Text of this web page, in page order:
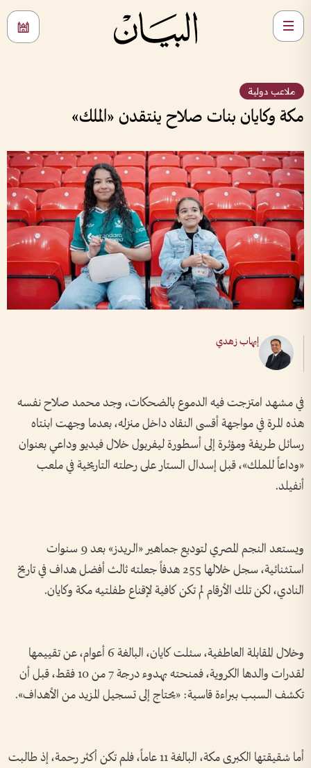
ملاعب دولية
مكة وكايان بنات صلاح ينتقدن «الملك»
إيهاب زهدي
في مشهد امتزجت فيه الدموع بالضحكات، وجد محمد صلاح نفسه
هذه المرة في مواجهة أقسى النقاد داخل منزله، بعدما وجهت ابنتاه
رسائل طريفة ومؤثرة إلى أسطورة ليفربول خلال فيديو وداعي بعنوان
«وداعاً للملك»، قبل إسدال الستار على رحلته التاريخية في ملعب
أنفيلد.
ويستعد النجم المصري لتوديع جماهير «الريدز» بعد 9 سنوات
استثنائية، سجل خلالها 255 هدفاً جعلته ثالث أفضل هداف في تاريخ
النادي، لكن تلك الأرقام لم تكن كافية لإقناع طفلتيه مكة وكايان.
وخلال المقابلة العاطفية، سئلت كايان، البالغة 6 أعوام، عن تقييمها
لقدرات والدها الكروية، فمنحته بهدوء درجة 7 من 10 فقط، قبل أن
تكشف السبب ببراءة قاسية: «يحتاج إلى تسجيل المزيد من الأهداف».
أما شقيقتها الكبرى مكة، البالغة 11 عاماً، فلم تكن أكثر رحمة، إذ طالبت